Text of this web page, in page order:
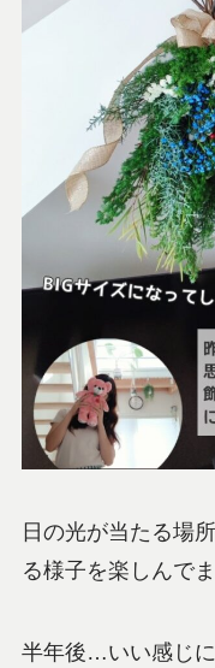
日の光が当たる場
る様子を楽しんでま
半年後…いい感じ